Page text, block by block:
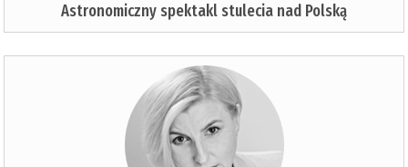
Astronomiczny spektakl stulecia nad Polską